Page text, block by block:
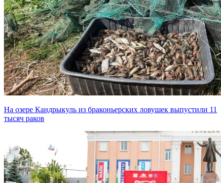
На озере Кандрыкуль из браконьерских ловушек выпустили 11
тысяч раков